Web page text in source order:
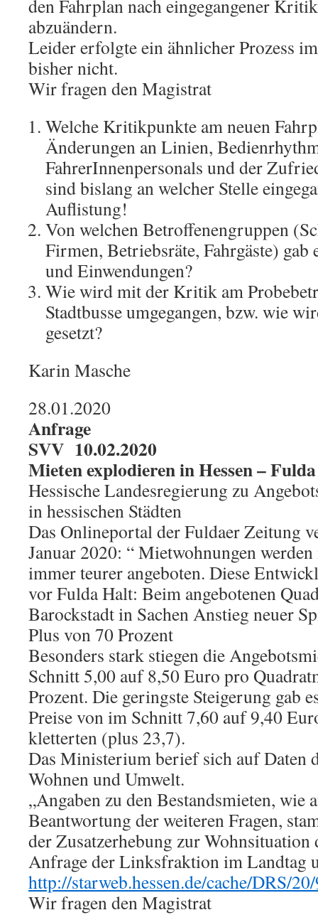
den Fahrplan nach eingegangener
abzuändern.
Leider erfolgte ein ähnlicher Prozess
bisher nicht.
Wir fragen den Magistrat
Welche Kritikpunkte am neuen
Änderungen an Linien,
FahrerInnenpersonals und der
sind bislang an welcher Stelle
Auflistung!
Von welchen Betroffenengruppen
Firmen, Betriebsräte, Fahrgäste) gab
und Einwendungen?
Wie wird mit der Kritik am
Stadtbusse umgegangen, bzw. wie
gesetzt?
Karin Masche
28.01.2020
Anfrage
SVV 10.02.2020
Mieten explodieren in Hessen –
Hessische Landesregierung zu
in hessischen Städten
Das Onlineportal der Fuldaer Zeitung
Januar 2020: “ Mietwohnungen werden
immer teurer angeboten. Diese
vor Fulda Halt: Beim angebotenen
Barockstadt in Sachen Anstieg neuer
Plus von 70 Prozent
Besonders stark stiegen die
Schnitt 5,00 auf 8,50 Euro pro
Prozent. Die geringste Steigerung gab
Preise von im Schnitt 7,60 auf 9,40
kletterten (plus 23,7).
Das Ministerium berief sich auf Daten
Wohnen und Umwelt.
„Angaben zu den Bestandsmieten, wie
Beantwortung der weiteren Fragen,
der Zusatzerhebung zur Wohnsituation
Anfrage der Linksfraktion im Landtag
http://starweb.hessen.de/cache/DRS/
Wir fragen den Magistrat